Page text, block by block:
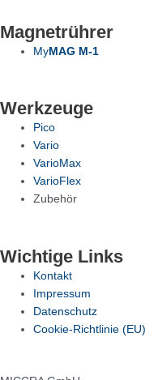
Magnetrührer
MyMAG M-1
Werkzeuge
Pico
Vario
VarioMax
VarioFlex
Zubehör
Wichtige Links
Kontakt
Impressum
Datenschutz
Cookie-Richtlinie (EU)